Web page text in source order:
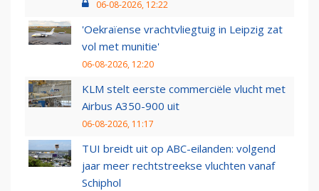
06-08-2026, 12:22
'Oekraïense vrachtvliegtuig in Leipzig zat
vol met munitie'
06-08-2026, 12:20
KLM stelt eerste commerciële vlucht met
Airbus A350-900 uit
06-08-2026, 11:17
TUI breidt uit op ABC-eilanden: volgend
jaar meer rechtstreekse vluchten vanaf
Schiphol